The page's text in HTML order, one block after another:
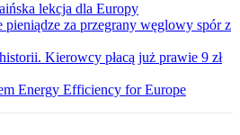
lekcja dla Europy
pieniądze za przegrany węglowy spór z
Kierowcy płacą już prawie 9 zł
Energy Efficiency for Europe